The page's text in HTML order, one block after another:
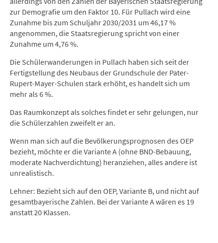
zur Demografie um den Faktor 10. Für Pullach wird eine
Zunahme bis zum Schuljahr 2030/2031 um 46,17 %
angenommen, die Staatsregierung spricht von einer
Zunahme um 4,76 %.
Die Schülerwanderungen in Pullach haben sich seit der
Fertigstellung des Neubaus der Grundschule der Pater-
Rupert-Mayer-Schulen stark erhöht, es handelt sich um
mehr als 6 %.
Das Raumkonzept als solches findet er sehr gelungen, nur
die Schülerzahlen zweifelt er an.
Wenn man sich auf die Bevölkerungsprognosen des OEP
bezieht, möchte er die Variante A (ohne BND-Bebauung,
moderate Nachverdichtung) heranziehen, alles andere ist
unrealistisch.
Lehner: Bezieht sich auf den OEP, Variante B, und nicht auf
gesamtbayerische Zahlen. Bei der Variante A wären es 19
anstatt 20 Klassen.